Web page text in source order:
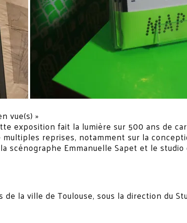
vue(s) »
exposition fait la lumière sur 500 ans de
multiples reprises, notamment sur la
scénographe Emmanuelle Sapet et le
la ville de Toulouse, sous la direction du